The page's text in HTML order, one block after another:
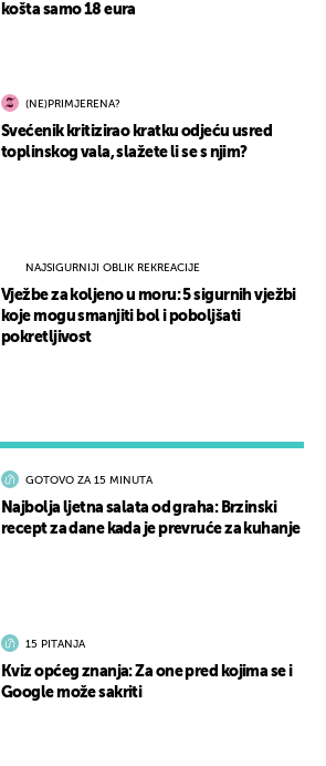
GOTOVO ZA 15 MINUTA
Najbolja ljetna salata od graha: Brzinski
recept za dane kada je prevruće za kuhanje
15 PITANJA
Kviz općeg znanja: Za one pred kojima se i
Google može sakriti
košta samo 18 eura
(NE)PRIMJERENA?
Svećenik kritizirao kratku odjeću usred
toplinskog vala, slažete li se s njim?
NAJSIGURNIJI OBLIK REKREACIJE
Vježbe za koljeno u moru: 5 sigurnih vježbi
koje mogu smanjiti bol i poboljšati
pokretljivost